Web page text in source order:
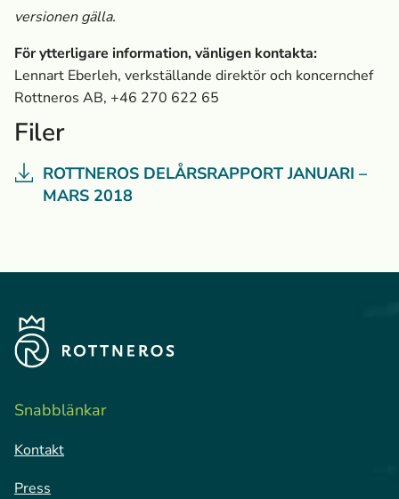
versionen gälla.
För ytterligare information, vänligen kontakta:
Lennart Eberleh, verkställande direktör och koncernchef
Rottneros AB, +46 270 622 65
Filer
ROTTNEROS DELÅRSRAPPORT JANUARI –
MARS 2018
Snabblänkar
Kontakt
Press